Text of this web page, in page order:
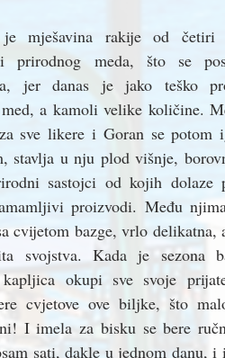
mješavina rakije od četiri
prirodnog meda, što se
jer danas je jako teško
a kamoli velike količine.
sve likere i Goran se potom
stavlja u nju plod višnje,
sastojci od kojih dolaze
proizvodi. Među
cvijetom bazge, vrlo delikatna,
svojstva. Kada je sezona
kapljica okupi sve svoje
cvjetove ove biljke, što
I imela za bisku se bere
sati, dakle u jednom danu, i